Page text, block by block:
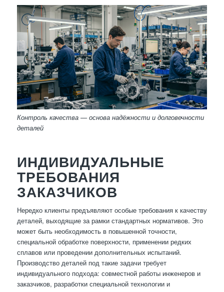
Контроль качества — основа надёжности и долговечности
деталей
ИНДИВИДУАЛЬНЫЕ
ТРЕБОВАНИЯ
ЗАКАЗЧИКОВ
Нередко клиенты предъявляют особые требования к качеству
деталей, выходящие за рамки стандартных нормативов. Это
может быть необходимость в повышенной точности,
специальной обработке поверхности, применении редких
сплавов или проведении дополнительных испытаний.
Производство деталей под такие задачи требует
индивидуального подхода: совместной работы инженеров и
заказчиков, разработки специальной технологии и